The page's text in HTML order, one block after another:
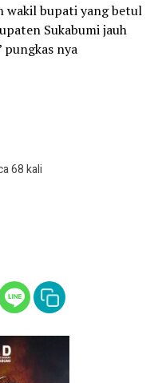
wakil bupati yang betul
Sukabumi jauh
pungkas nya
68 kali